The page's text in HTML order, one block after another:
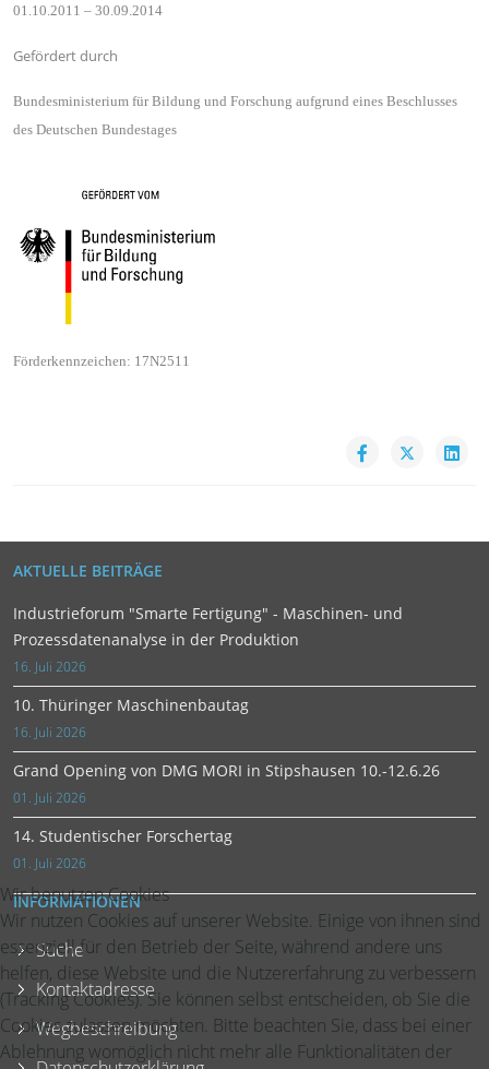
01.10.2011 – 30.09.2014
Gefördert durch
Bundesministerium für Bildung und Forschung aufgrund eines Beschlusses
des Deutschen Bundestages
Förderkennzeichen: 17N2511
AKTUELLE BEITRÄGE
Industrieforum "Smarte Fertigung" - Maschinen- und
Prozessdatenanalyse in der Produktion
16. Juli 2026
10. Thüringer Maschinenbautag
16. Juli 2026
Grand Opening von DMG MORI in Stipshausen 10.-12.6.26
01. Juli 2026
14. Studentischer Forschertag
01. Juli 2026
INFORMATIONEN
Suche
Kontaktadresse
Wegbeschreibung
Wir benutzen Cookies
Wir nutzen Cookies auf unserer Website. Einige von ihnen sind
essenziell für den Betrieb der Seite, während andere uns
helfen, diese Website und die Nutzererfahrung zu verbessern
(Tracking Cookies). Sie können selbst entscheiden, ob Sie die
Cookies zulassen möchten. Bitte beachten Sie, dass bei einer
Ablehnung womöglich nicht mehr alle Funktionalitäten der